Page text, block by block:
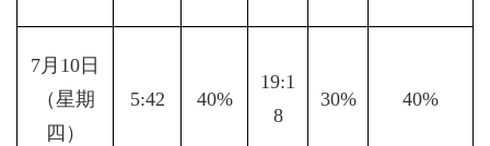
7月10日
（星期
四）
5:42 40%
19:1
8
30% 40%